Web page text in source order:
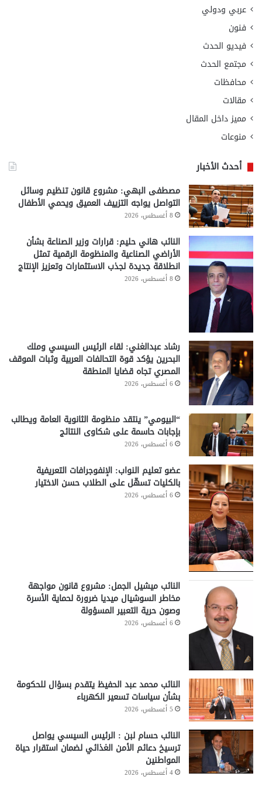
عربي ودولي
فنون
فيديو الحدث
مجتمع الحدث
محافظات
مقالات
مميز داخل المقال
منوعات
أحدث الأخبار
مصطفى البهي: مشروع قانون تنظيم وسائل
التواصل يواجه التزييف العميق ويحمي الأطفال
8 أغسطس، 2026
النائب هاني حليم: قرارات وزير الصناعة بشأن
الأراضي الصناعية والمنظومة الرقمية تمثل
انطلاقة جديدة لجذب الاستثمارات وتعزيز الإنتاج
8 أغسطس، 2026
رشاد عبدالغني: لقاء الرئيس السيسي وملك
البحرين يؤكد قوة التحالفات العربية وثبات الموقف
المصري تجاه قضايا المنطقة
6 أغسطس، 2026
“البيومي” ينتقد منظومة الثانوية العامة ويطالب
بإجابات حاسمة على شكاوى النتائج
6 أغسطس، 2026
عضو تعليم النواب: الإنفوجرافات التعريفية
بالكليات تسهّل على الطلاب حسن الاختيار
6 أغسطس، 2026
النائب ميشيل الجمل: مشروع قانون مواجهة
مخاطر السوشيال ميديا ضرورة لحماية الأسرة
وصون حرية التعبير المسؤولة
6 أغسطس، 2026
النائب محمد عبد الحفيظ يتقدم بسؤال للحكومة
بشأن سياسات تسعير الكهرباء
5 أغسطس، 2026
النائب حسام لبن : الرئيس السيسي يواصل
ترسيخ دعائم الأمن الغذائي لضمان استقرار حياة
المواطنين
4 أغسطس، 2026